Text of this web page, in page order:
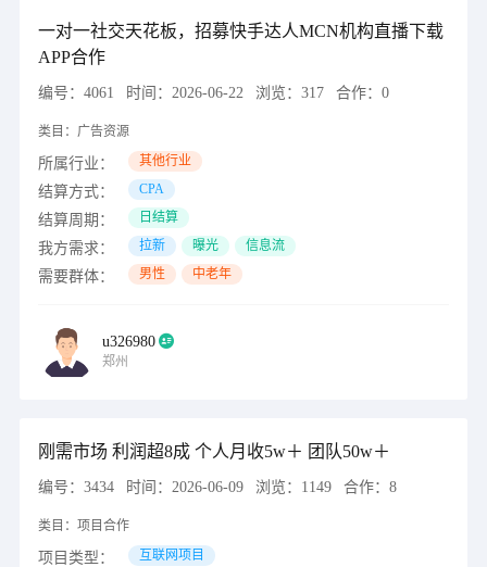
一对一社交天花板，招募快手达人MCN机构直播下载
APP合作
编号： 4061 时间： 2026-06-22 浏览： 317 合作： 0
类目： 广告资源
所属行业： 其他行业
结算方式： CPA
结算周期： 日结算
我方需求： 拉新 曝光 信息流
需要群体： 男性 中老年
u326980
郑州
刚需市场 利润超8成 个人月收5w＋ 团队50w＋
编号： 3434 时间： 2026-06-09 浏览： 1149 合作： 8
类目： 项目合作
项目类型： 互联网项目